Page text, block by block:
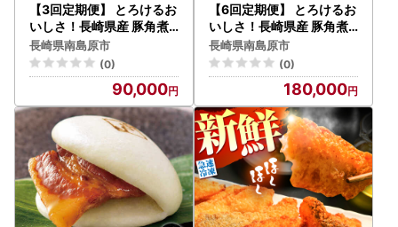
【3回定期便】 とろけるお
いしさ！長崎県産 豚角煮
まん 80ｇ× 10個 入り / 角
煮まんじゅう 肉まん 中華
まん / 南島原市 / ふるさと
企画 [SBA057]
長崎県南島原市
(0)
90,000
【6回定期便】 とろけるお
いしさ！長崎県産 豚角煮
まん 80ｇ× 10個 入り / 角
煮まんじゅう 肉まん 中華
まん / 南島原市 / ふるさと
企画 [SBA058]
長崎県南島原市
(0)
180,000